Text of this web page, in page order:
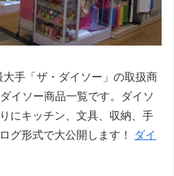
手「ザ・ダイソー」の取扱商
イソー商品一覧です。ダイソ
にキッチン、文具、収納、手
グ形式で大公開します！
ダイ